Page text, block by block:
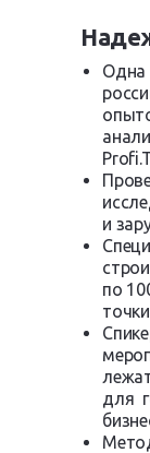
Одна
и
по
для